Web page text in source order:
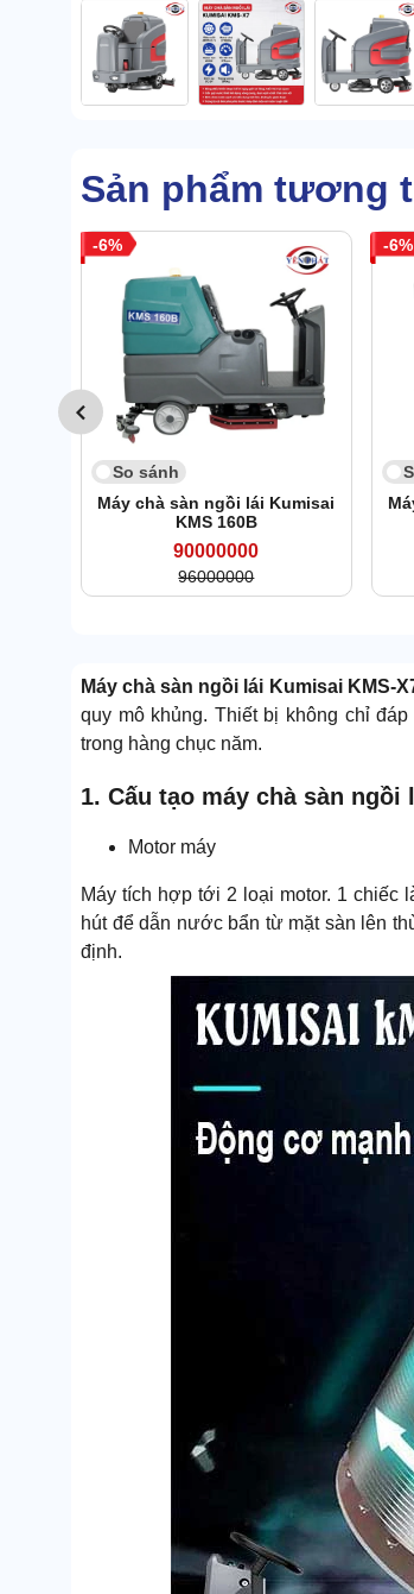
Sản phẩm tương
6
So sánh
Máy chà sàn ngồi lái Kumisai
KMS 160B
90000000
96000000
6
Máy chà sàn ngồi lái Kumisai KMS-
quy mô khủng. Thiết bị không chỉ
trong hàng chục năm.
1. Cấu tạo máy chà sàn ngồi
Motor máy
Máy tích hợp tới 2 loại motor. 1 chiếc
hút để dẫn nước bẩn từ mặt sàn lên
định.